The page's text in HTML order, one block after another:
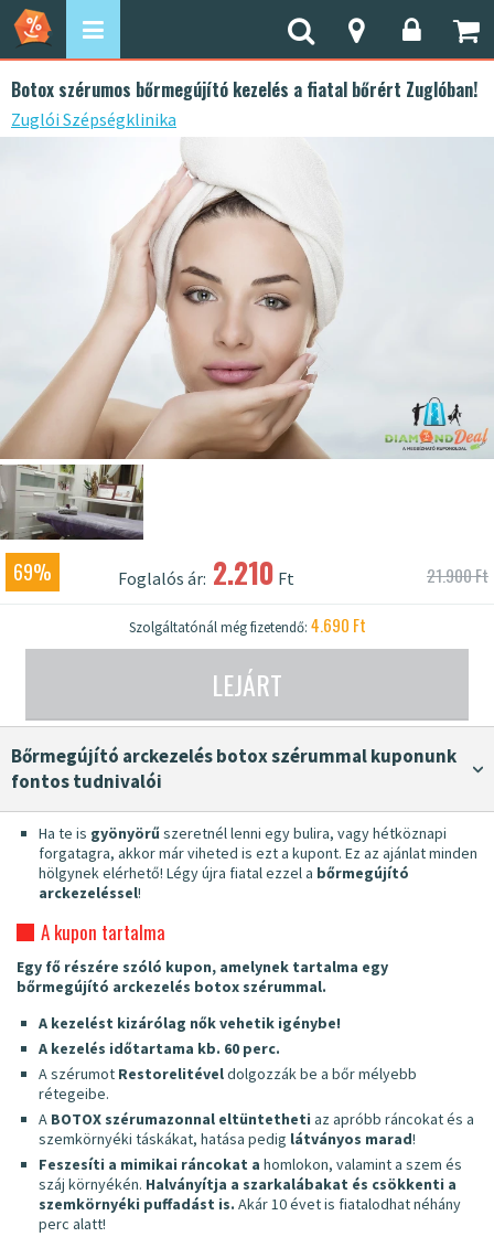
Botox szérumos bőrmegújító kezelés a fiatal bőrért Zuglóban!
Zuglói Szépségklinika
69% Foglalós ár: 2.210 Ft 21.900 Ft
Szolgáltatónál még fizetendő: 4.690 Ft
LEJÁRT
Bőrmegújító arckezelés botox szérummal kuponunk
fontos tudnivalói
Ha te is gyönyörű szeretnél lenni egy bulira, vagy hétköznapi
forgatagra, akkor már viheted is ezt a kupont. Ez az ajánlat minden
hölgynek elérhető! Légy újra fiatal ezzel a bőrmegújító
arckezeléssel!
A kupon tartalma
Egy fő részére szóló kupon, amelynek tartalma egy
bőrmegújító arckezelés botox szérummal.
A kezelést kizárólag nők vehetik igénybe!
A kezelés időtartama kb. 60 perc.
A szérumot Restorelitéveldolgozzák be a bőr mélyebb
rétegeibe.
A BOTOX szérumazonnal eltüntetheti az apróbb ráncokat és a
szemkörnyéki táskákat, hatása pedig látványos marad!
Feszesíti a mimikai ráncokat a homlokon, valamint a szem és
száj környékén. Halványítja a szarkalábakat és csökkenti a
szemkörnyéki puffadást is. Akár 10 évet is fiatalodhat néhány
perc alatt!